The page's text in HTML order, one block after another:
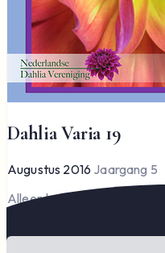
Dahlia Varia 19
Augustus 2016 Jaargang 5
Alleen leden kunnen